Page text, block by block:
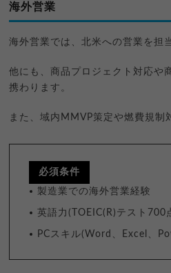
海外営業
海外営業では、北米への営業を担
他にも、商品プロジェクト対応や
携わります。
また、域内MMVP策定や燃費規制
必須条件
製造業での海外営業経験
英語力(TOEIC(R)テスト700
PCスキル(Word、Excel、